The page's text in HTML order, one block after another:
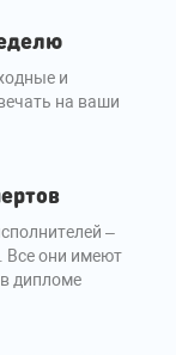
и
на ваши
–
Все они имеют
дипломе